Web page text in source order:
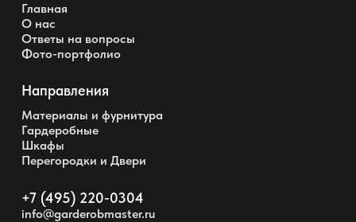
Главная
О нас
Ответы на вопросы
Фото-портфолио
Направления
Материалы и фурнитура
Гардеробные
Шкафы
Перегородки и Двери
+7 (495) 220-0304
info@garderobmaster.ru